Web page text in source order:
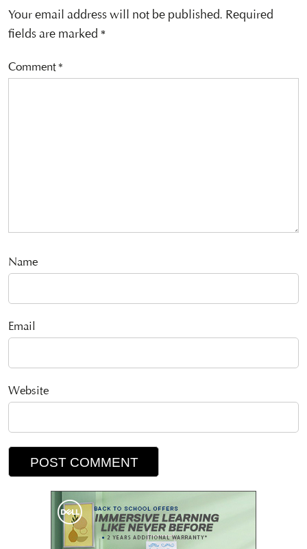
Your email address will not be published. Required
fields are marked *
Comment*
Name
Email
Website